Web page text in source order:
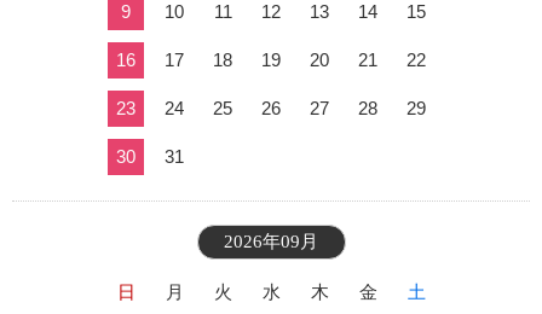
9 10 11 12 13 14 15
16 17 18 19 20 21 22
23 24 25 26 27 28 29
30 31
2026年09月
日 月 火 水 木 金
土